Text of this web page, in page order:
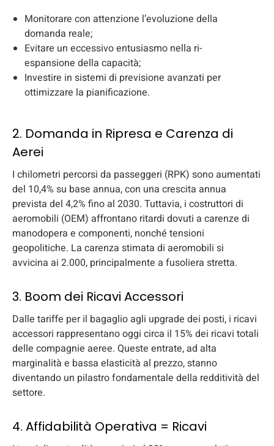
Monitorare con attenzione l’evoluzione della
domanda reale;
Evitare un eccessivo entusiasmo nella ri-
espansione della capacità;
Investire in sistemi di previsione avanzati per
ottimizzare la pianificazione.
2. Domanda in Ripresa e Carenza di
Aerei
I chilometri percorsi da passeggeri (RPK) sono aumentati
del 10,4% su base annua, con una crescita annua
prevista del 4,2% fino al 2030. Tuttavia, i costruttori di
aeromobili (OEM) affrontano ritardi dovuti a carenze di
manodopera e componenti, nonché tensioni
geopolitiche. La carenza stimata di aeromobili si
avvicina ai 2.000, principalmente a fusoliera stretta.
3. Boom dei Ricavi Accessori
Dalle tariffe per il bagaglio agli upgrade dei posti, i ricavi
accessori rappresentano oggi circa il 15% dei ricavi totali
delle compagnie aeree. Queste entrate, ad alta
marginalità e bassa elasticità al prezzo, stanno
diventando un pilastro fondamentale della redditività del
settore.
4. Affidabilità Operativa = Ricavi